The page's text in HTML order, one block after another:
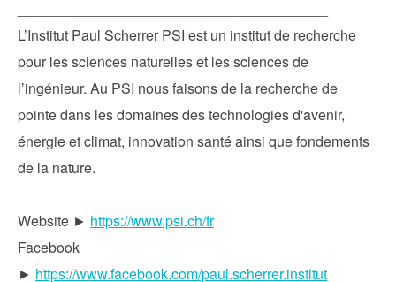
L’Institut Paul Scherrer PSI est un institut de recherche
pour les sciences naturelles et les sciences de
l’ingénieur. Au PSI nous faisons de la recherche de
pointe dans les domaines des technologies d'avenir,
énergie et climat, innovation santé ainsi que fondements
de la nature.
Website ► https://www.psi.ch/fr
Facebook
► https://www.facebook.com/paul.scherrer.institut